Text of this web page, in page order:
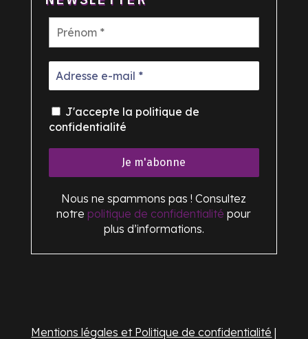
J'accepte la politique de
confidentialité
Nous ne spammons pas ! Consultez
notre politique de confidentialité pour
plus d’informations.
Mentions légales et Politique de confidentialité |